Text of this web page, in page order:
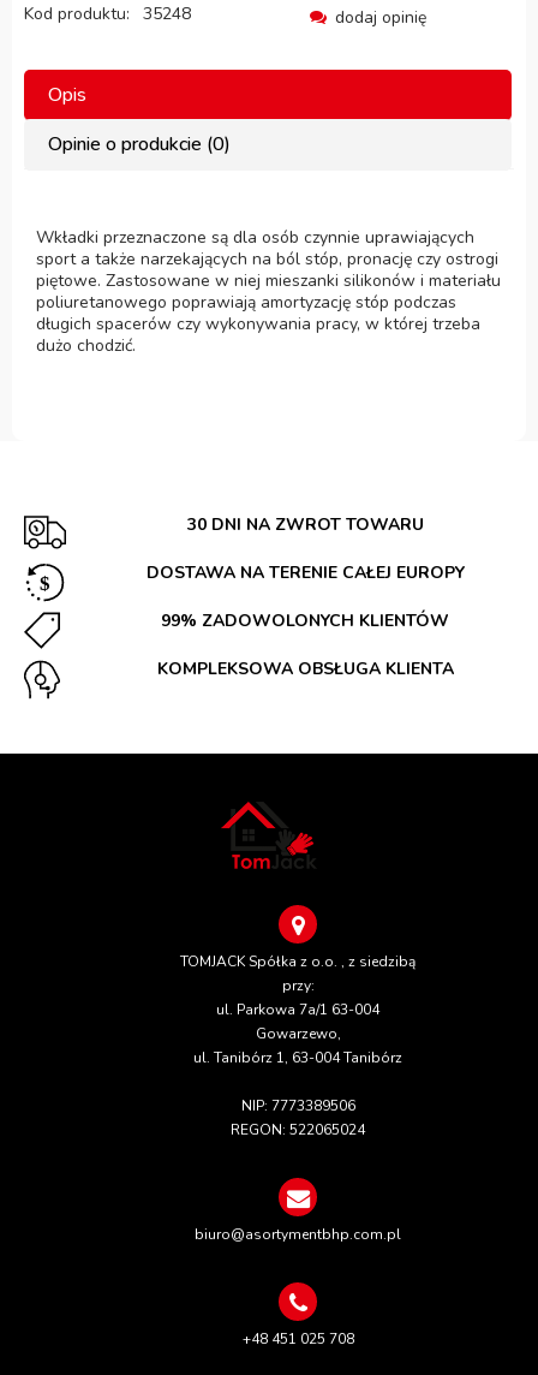
Kod produktu:
35248
dodaj opinię
Opis
Opinie o produkcie (0)
Wkładki przeznaczone są dla osób czynnie uprawiających
sport a także narzekających na ból stóp, pronację czy ostrogi
piętowe. Zastosowane w niej mieszanki silikonów i materiału
poliuretanowego poprawiają amortyzację stóp podczas
długich spacerów czy wykonywania pracy, w której trzeba
dużo chodzić.
30 DNI NA ZWROT TOWARU
DOSTAWA NA TERENIE CAŁEJ EUROPY
99% ZADOWOLONYCH KLIENTÓW
KOMPLEKSOWA OBSŁUGA KLIENTA
TOMJACK Spółka z o.o. , z siedzibą
przy:
ul. Parkowa 7a/1 63-004
Gowarzewo,
ul. Tanibórz 1, 63-004 Tanibórz
NIP: 7773389506
REGON: 522065024
biuro@asortymentbhp.com.pl
+48 451 025 708